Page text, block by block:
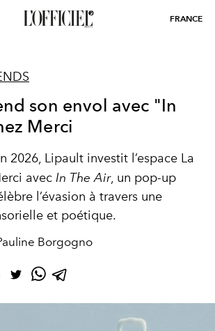
FRANCE
son envol avec "In
Merci
2026, Lipault investit l’espace La
avec In The Air, un pop-up
l’évasion à travers une
et poétique.
Borgogno